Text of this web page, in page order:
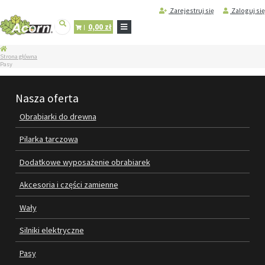
Zarejestruj się Zaloguj się
0,00 zł
STRONA
GŁÓWNA
SERWIS
REGENERACJA
PRODUKTY
OBRABIARKI DO DREWNA
PILARKA TARCZOWA
DODATKOWE WYPOSAŻENIE
OBRABIAREK
AKCESORIA I CZĘŚCI ZAMIENNE
Strona główna
Pasy
Nasza oferta
Obrabiarki do drewna
Pilarka tarczowa
Dodatkowe wyposażenie obrabiarek
Akcesoria i części zamienne
Wały
Silniki elektryczne
Pasy